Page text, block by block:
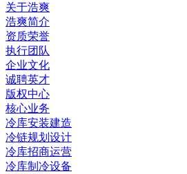
关于浩爽
浩爽简介
资质荣誉
执行团队
企业文化
诚聘英才
版权中心
核心业务
冷库安装建造
冷链规划设计
冷库招商运营
冷库制冷设备